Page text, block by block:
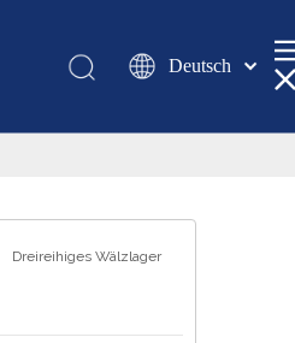
Deutsch
românesc
Dreireihiges Wälzlager